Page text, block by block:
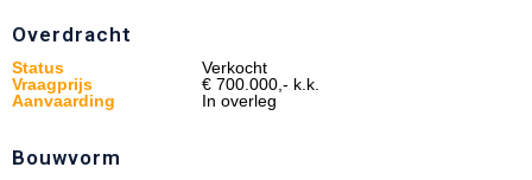
Overdracht
Status
Verkocht
Vraagprijs
€ 700.000,- k.k.
Aanvaarding
In overleg
Bouwvorm